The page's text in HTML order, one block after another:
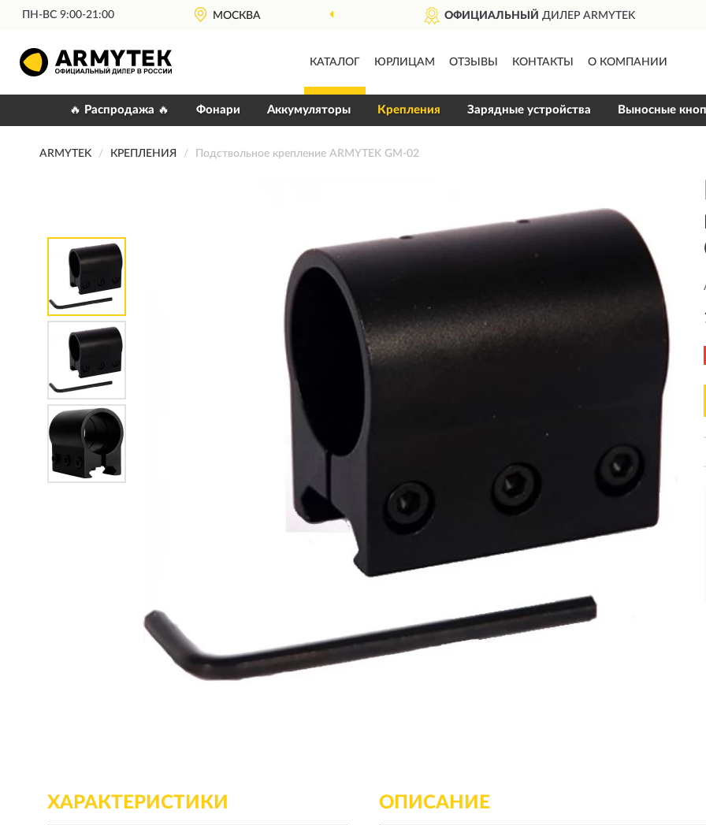
ПН-ВС 9:00-21:00 МОСКВА ОФИЦИАЛЬНЫЙ ДИЛЕР ARMYTEK
КАТАЛОГ ЮРЛИЦАМ ОТЗЫВЫ КОНТАКТЫ О КОМПАНИИ
🔥 Распродажа 🔥 Фонари Аккумуляторы Крепления Зарядные устройства Выносные
ARMYTEK КРЕПЛЕНИЯ Подствольное крепление ARMYTEK GM-02
ХАРАКТЕРИСТИКИ ОПИСАНИЕ